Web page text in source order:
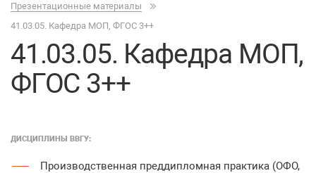
Презентационные материалы
41.03.05. Кафедра МОП, ФГОС 3++
41.03.05. Кафедра МОП,
ФГОС 3++
ДИСЦИПЛИНЫ ВВГУ:
Производственная преддипломная практика (ОФО,